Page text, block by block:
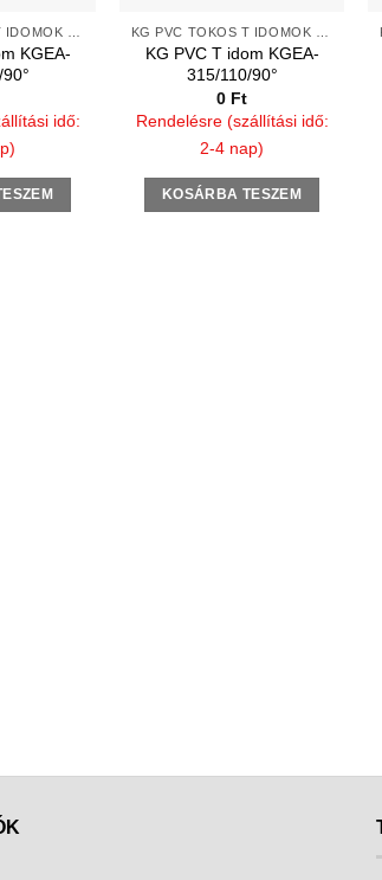
KGEA-
idő:
KG PVC T idom KGEA-
315/110/90°
0 Ft
Rendelésre (szállítási idő:
2-4 nap)
KOSÁRBA TESZEM